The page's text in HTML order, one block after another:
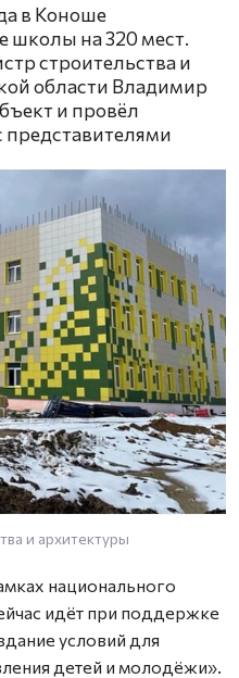
в Коноше
школы на 320 мест.
строительства и
области Владимир
и провёл
представителями
и архитектуры
национального
идёт при поддержке
условий для
детей и молодёжи».